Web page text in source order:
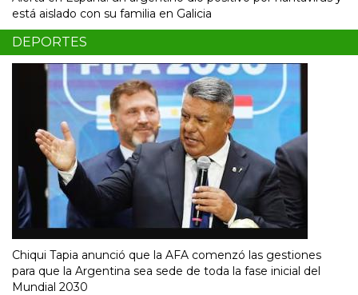
está aislado con su familia en Galicia
DEPORTES
Chiqui Tapia anunció que la AFA comenzó las gestiones
para que la Argentina sea sede de toda la fase inicial del
Mundial 2030